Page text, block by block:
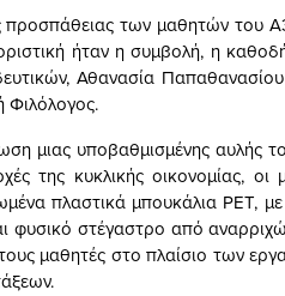
προσπάθειας των μαθητών του
ήταν η συμβολή, η
Αθανασία
Φιλόλογος.
μιας υποβαθμισμένης αυλής
της κυκλικής οικονομίας, οι
πλαστικά μπουκάλια PET,
φυσικό στέγαστρο από
μαθητές στο πλαίσιο των